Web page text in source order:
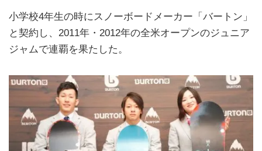
小学校4年生の時にスノーボードメーカー「バートン」
と契約し、2011年・2012年の全米オープンのジュニア
ジャムで連覇を果たした。